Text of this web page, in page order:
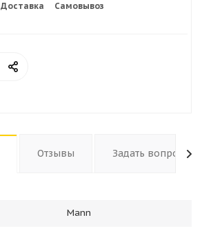
Доставка Самовывоз
Отзывы Задать вопрос
Mann